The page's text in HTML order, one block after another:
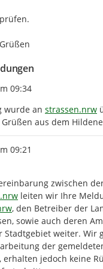
Erstellens
09:34
wurde an http://
strassen.nrw
aus dem
Erstellens
09:21
zwischen
leiten wir Ihre
, den Betreiber der
sowie auch deren
Stadtgebiet weiter. Wir
der
erhalten jedoch keine